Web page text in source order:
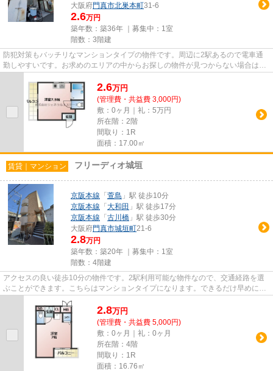
大阪府門真市北巣本町31-6
2.6万円
築年数：築36年 ｜募集中： 1室
階数：3階建
防犯対策もバッチリなマンションタイプの物件です。周辺に2駅あるので電車通
勤しやすいです。お求めのエリアの中からお探しの物件が見つからない場合は、
2.6万円
(管理費・共益費 3,000円)
敷：0ヶ月｜礼：5万円
所在階：2階
間取り：1R
面積：17.00㎡
賃貸｜マンション フリーディオ城垣
京阪本線 「 萱島 」駅 徒歩10分
京阪本線 「 大和田 」駅 徒歩17分
京阪本線 「 古川橋 」駅 徒歩30分
大阪府門真市城垣町21-6
2.8万円
築年数：築20年 ｜募集中： 1室
階数：4階建
アクセスの良い徒歩10分の物件です。2駅利用可能な物件なので、交通経路を選
ぶことができます。こちらはマンションタイプになります。できるだけ早めに不
動産情報を集めたい方は当社ス...
2.8万円
(管理費・共益費 5,000円)
敷：0ヶ月｜礼：0ヶ月
所在階：4階
間取り：1R
面積：16.76㎡